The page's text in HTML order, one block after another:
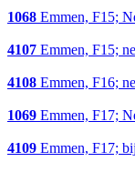
1068 Emmen, F15;
4107 Emmen, F15;
4108 Emmen, F16;
1069 Emmen, F17;
4109 Emmen, F17;